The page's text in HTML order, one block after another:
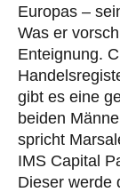
Europas –
Was er
Enteignung.
gibt es eine
beiden
spricht
IMS Capital
Dieser werde